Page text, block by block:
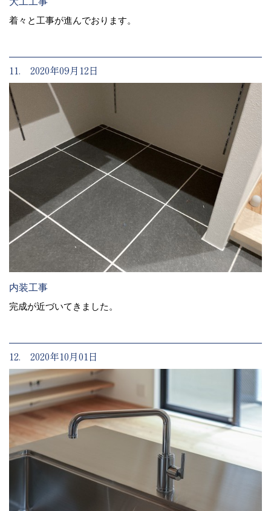
着々と工事が進んでおります。
11. 2020年09月12日
内装工事
完成が近づいてきました。
12. 2020年10月01日